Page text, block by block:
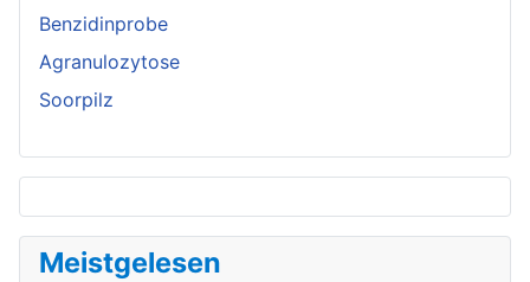
Benzidinprobe
Agranulozytose
Soorpilz
Meistgelesen